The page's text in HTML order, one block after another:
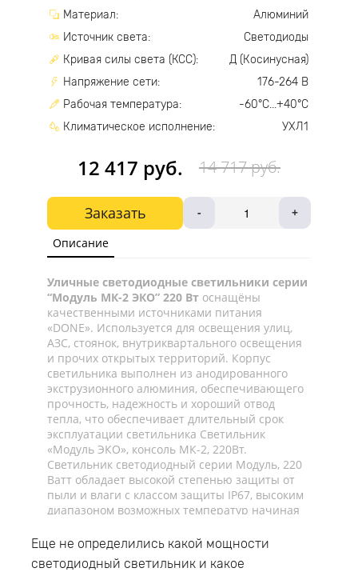
12 417 руб. 14 717 руб.
Заказать - +
Материал:
Алюминий
Источник света:
Светодиоды
Кривая силы света (КСС):
Д (Косинусная)
Напряжение сети:
176-264 В
Рабочая температура:
-60°С...+40°С
Климатическое исполнение:
УХЛ1
Описание
Уличные светодиодные светильники серии
“Модуль МК-2 ЭКО” 220 Вт оснащёны
качественными источниками питания
«DONE». Используется для освещения улиц,
АЗС, стоянок, внутриквартального освещения
и прочих открытых территорий. Корпус
светильника выполнен из анодированного
экструзионного алюминия, обеспечивающего
прочность, надежность и хороший отвод
тепла, что обеспечивает длительный срок
эксплуатации светильника Светильник
«Модуль ЭКО», консоль МК-2, 220Вт.
Светильник светодиодный серии Модуль, 220
Ватт обладает высокой степенью защиты от
пыли и влаги с классом защиты IP67, высоким
диапазоном возможных температур начиная
применять светодиодный светильник как для
внешнего, так и для внутреннего освещения.
Светодиодный консольный светильник
Еще не определились какой мощности
светодиодный светильник и какое